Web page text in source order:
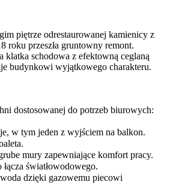
piętrze odrestaurowanej kamienicy z
roku przeszła gruntowny remont.
klatka schodowa z efektowną ceglaną
budynkowi wyjątkowego charakteru.
dostosowanej do potrzeb biurowych:
w tym jeden z wyjściem na balkon.
mury zapewniające komfort pracy.
światłowodowego.
dzięki gazowemu piecowi